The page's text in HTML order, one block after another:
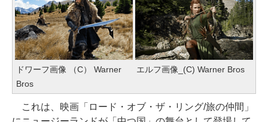
ドワーフ画像 （C） Warner
Bros
エルフ画像_(C) Warner Bros
これは、映画「ロード・オブ・ザ・リング/旅の仲間」